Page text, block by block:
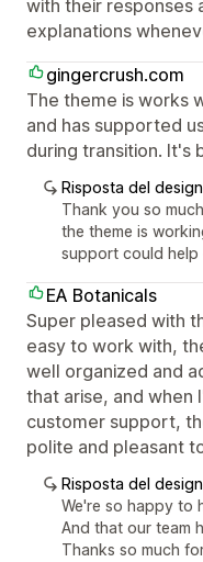
with their responses
explanations
gingercrush.com
The theme is works
and has supported
during transition. It's
Risposta del
Thank you so
the theme is
support could help
EA Botanicals
Super pleased with
easy to work with,
well organized and
that arise, and when
customer support,
polite and pleasant
Risposta del
We're so happy to
And that our team
Thanks so much